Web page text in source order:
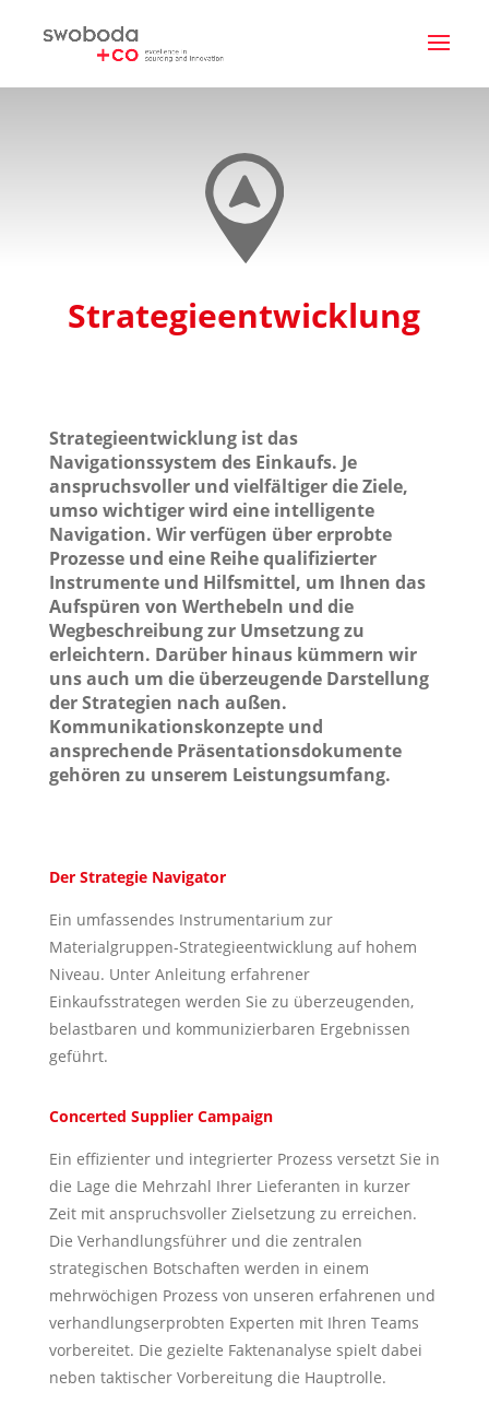
Strategieentwicklung
Strategieentwicklung ist das
Navigationssystem des Einkaufs. Je
anspruchsvoller und vielfältiger die Ziele,
umso wichtiger wird eine intelligente
Navigation. Wir verfügen über erprobte
Prozesse und eine Reihe qualifizierter
Instrumente und Hilfsmittel, um Ihnen das
Aufspüren von Werthebeln und die
Wegbeschreibung zur Umsetzung zu
erleichtern. Darüber hinaus kümmern wir
uns auch um die überzeugende Darstellung
der Strategien nach außen.
Kommunikationskonzepte und
ansprechende Präsentationsdokumente
gehören zu unserem Leistungsumfang.
Der Strategie Navigator
Ein umfassendes Instrumentarium zur
Materialgruppen-Strategieentwicklung auf hohem
Niveau. Unter Anleitung erfahrener
Einkaufsstrategen werden Sie zu überzeugenden,
belastbaren und kommunizierbaren Ergebnissen
geführt.
Concerted Supplier Campaign
Ein effizienter und integrierter Prozess versetzt Sie in
die Lage die Mehrzahl Ihrer Lieferanten in kurzer
Zeit mit anspruchsvoller Zielsetzung zu erreichen.
Die Verhandlungsführer und die zentralen
strategischen Botschaften werden in einem
mehrwöchigen Prozess von unseren erfahrenen und
verhandlungserprobten Experten mit Ihren Teams
vorbereitet. Die gezielte Faktenanalyse spielt dabei
neben taktischer Vorbereitung die Hauptrolle.